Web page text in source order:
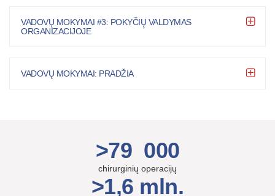
VADOVŲ MOKYMAI #3: POKYČIŲ VALDYMAS
ORGANIZACIJOJE
VADOVŲ MOKYMAI: PRADŽIA
>79 000
chirurginių operacijų
>1,6 mln.